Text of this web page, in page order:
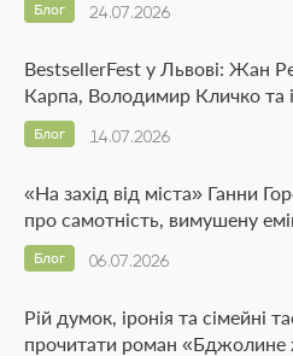
24.07.2026
Блог
BestsellerFest у Львові: Жан
Карпа, Володимир Кличко та
14.07.2026
Блог
«На захід від міста» Ганни
про самотність, вимушену
06.07.2026
Блог
Рій думок, іронія та сімейні
прочитати роман